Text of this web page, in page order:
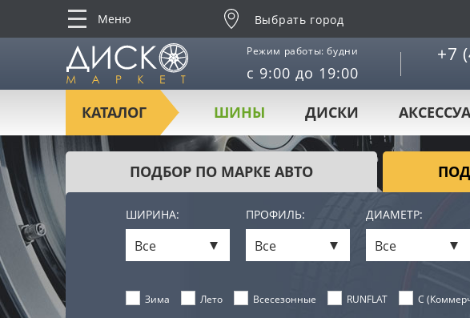
Меню Выбрать город
Режим работы: будни
с 9:00 до 19:00
+7
КАТАЛОГ ШИНЫ ДИСКИ
ПОДБОР ПО МАРКЕ АВТО
ШИРИНА: ПРОФИЛЬ: ДИАМЕТР:
Все Все Все
Зима Лето Всесезонные RUNFLAT C